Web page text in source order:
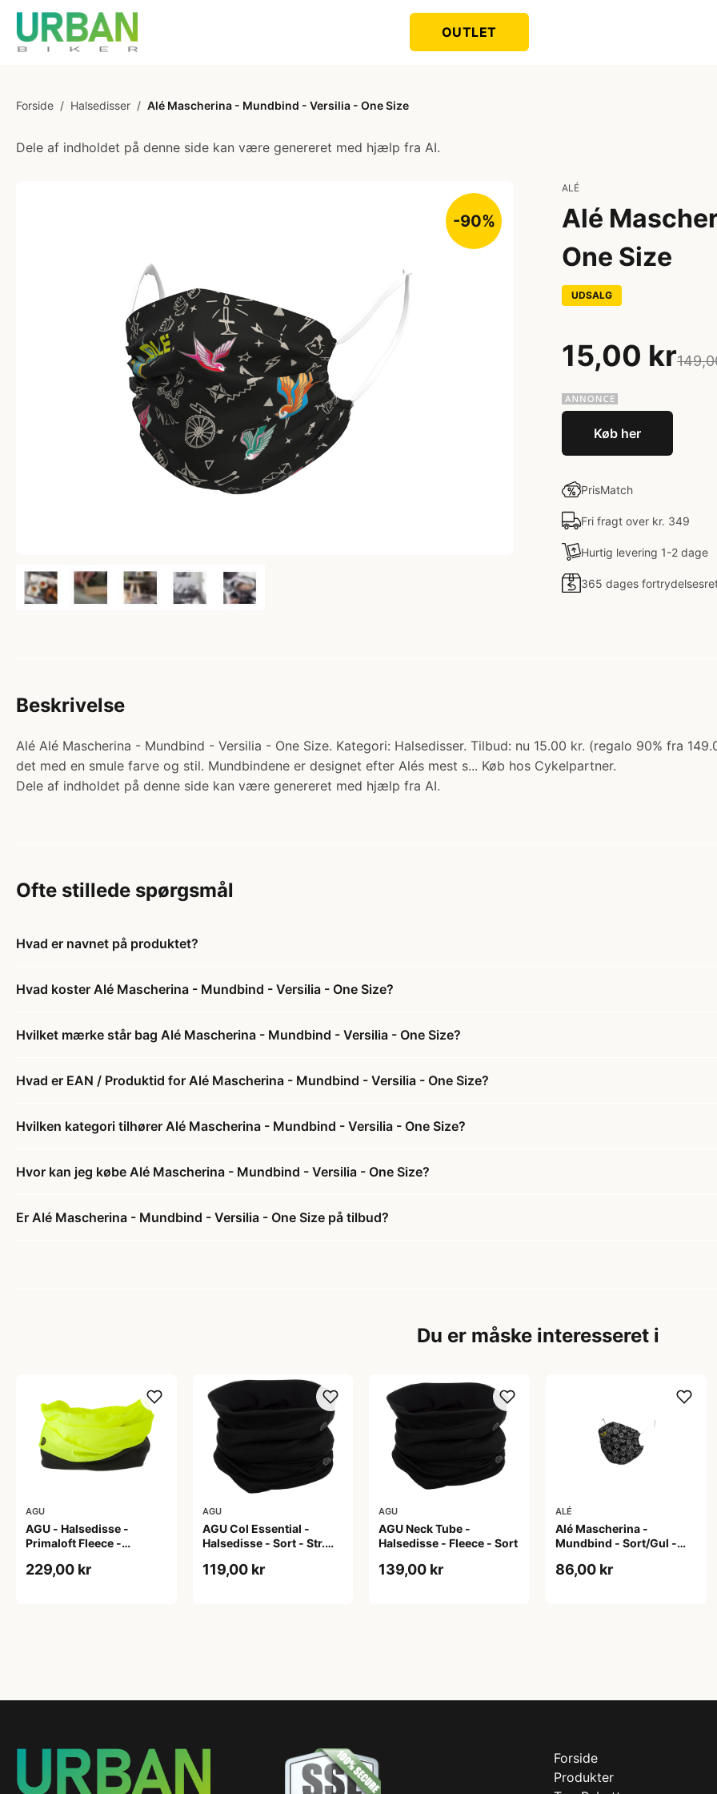
OUTLET
Forside / Halsedisser / Alé Mascherina - Mundbind - Versilia - One Size
Dele af indholdet på denne side kan være genereret med hjælp fra AI.
-90%
ALÉ
Alé
One Size
UDSALG
15,00 kr
Køb her
PrisMatch
Fri fragt over kr. 349
Hurtig levering 1-2 dage
365 dages
Beskrivelse
Alé Alé Mascherina - Mundbind - Versilia - One Size. Kategori: Halsedisser. Tilbud: nu 15.00 kr. (regalo 90% fra
det med en smule farve og stil. Mundbindene er designet efter Alés mest s... Køb hos Cykelpartner.
Dele af indholdet på denne side kan være genereret med hjælp fra AI.
Ofte stillede spørgsmål
Hvad er navnet på produktet?
Hvad koster Alé Mascherina - Mundbind - Versilia - One Size?
Hvilket mærke står bag Alé Mascherina - Mundbind - Versilia - One Size?
Hvad er EAN / Produktid for Alé Mascherina - Mundbind - Versilia - One Size?
Hvilken kategori tilhører Alé Mascherina - Mundbind - Versilia - One Size?
Hvor kan jeg købe Alé Mascherina - Mundbind - Versilia - One Size?
Er Alé Mascherina - Mundbind - Versilia - One Size på tilbud?
Du er måske interesseret i
AGU
AGU - Halsedisse -
Primaloft Fleece -
229,00 kr
AGU
AGU Col Essential -
Halsedisse - Sort - Str.
119,00 kr
AGU
AGU Neck Tube -
Halsedisse - Fleece - Sort
139,00 kr
ALÉ
Alé Mascherina -
Mundbind - Sort/Gul -
86,00 kr
Forside
Produkter